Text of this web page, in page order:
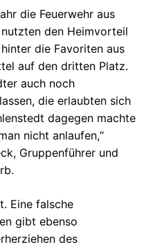
die Feuerwehr aus
den Heimvorteil
die Favoriten aus
auf den dritten Platz.
auch noch
die erlaubten sich
dagegen machte
nicht anlaufen,“
Gruppenführer und
Eine falsche
gibt ebenso
des